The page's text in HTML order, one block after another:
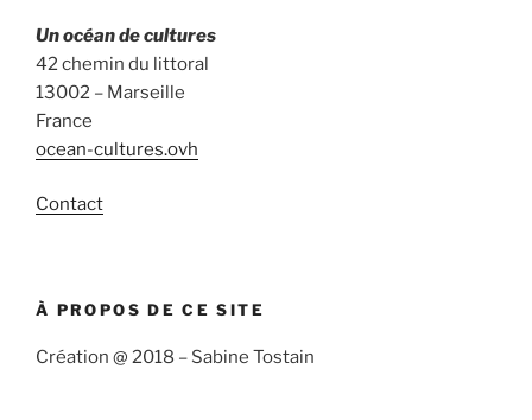
Un océan de cultures
42 chemin du littoral
13002 – Marseille
France
ocean-cultures.ovh
Contact
À PROPOS DE CE SITE
Création @ 2018 – Sabine Tostain